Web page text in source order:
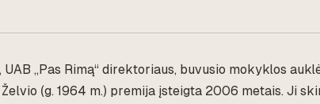
„Pas Rimą“ direktoriaus, buvusio mokyklos
(g. 1964 m.) premija įsteigta 2006 metais. Ji